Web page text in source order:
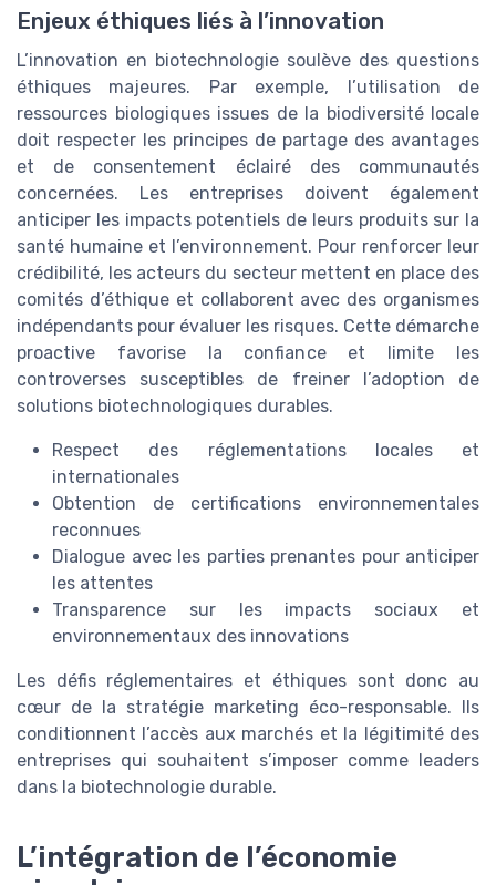
Enjeux éthiques liés à l’innovation
L’innovation en biotechnologie soulève des questions
éthiques majeures. Par exemple, l’utilisation de
ressources biologiques issues de la biodiversité locale
doit respecter les principes de partage des avantages
et de consentement éclairé des communautés
concernées. Les entreprises doivent également
anticiper les impacts potentiels de leurs produits sur la
santé humaine et l’environnement. Pour renforcer leur
crédibilité, les acteurs du secteur mettent en place des
comités d’éthique et collaborent avec des organismes
indépendants pour évaluer les risques. Cette démarche
proactive favorise la confiance et limite les
controverses susceptibles de freiner l’adoption de
solutions biotechnologiques durables.
Respect des réglementations locales et
internationales
Obtention de certifications environnementales
reconnues
Dialogue avec les parties prenantes pour anticiper
les attentes
Transparence sur les impacts sociaux et
environnementaux des innovations
Les défis réglementaires et éthiques sont donc au
cœur de la stratégie marketing éco-responsable. Ils
conditionnent l’accès aux marchés et la légitimité des
entreprises qui souhaitent s’imposer comme leaders
dans la biotechnologie durable.
L’intégration de l’économie